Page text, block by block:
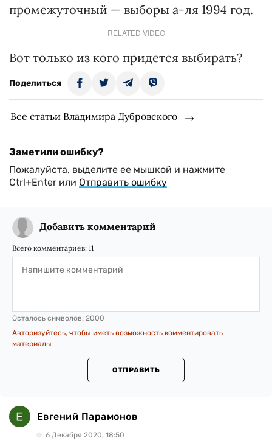
промежуточный — выборы а-ля 1994 год.
RELATED VIDEO
Вот только из кого придется выбирать?
Поделиться
Все статьи Владимира Дубровского
Заметили ошибку?
Пожалуйста, выделите ее мышкой и нажмите
Ctrl+Enter или Отправить ошибку
Добавить комментарий
Всего комментариев: 11
Осталось символов: 2000
Авторизуйтесь, чтобы иметь возможность комментировать
материалы
ОТПРАВИТЬ
Евгений Парамонов
6 Декабря 2020, 18:50